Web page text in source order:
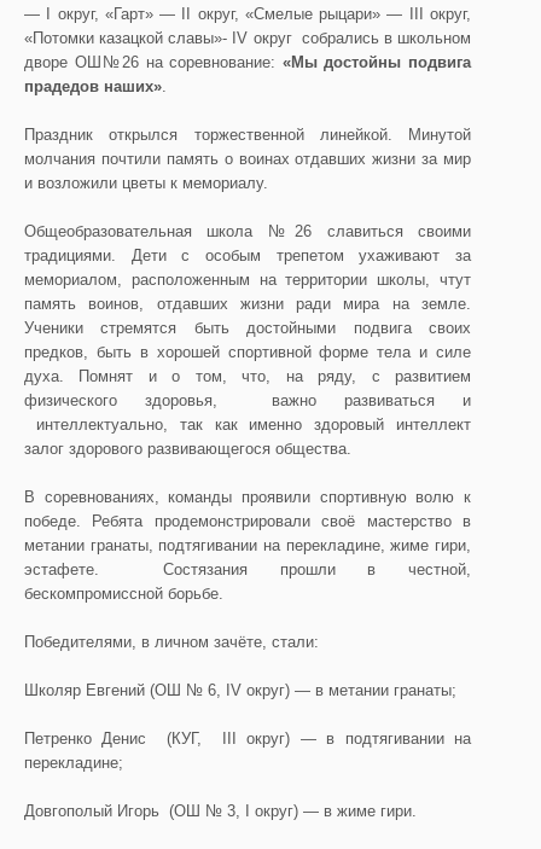
— I округ, «Гарт» — II округ, «Смелые рыцари» — III округ,
«Потомки казацкой славы»- IV округ собрались в школьном
дворе ОШ№26 на соревнование: «Мы достойны подвига
прадедов наших».
Праздник открылся торжественной линейкой. Минутой
молчания почтили память о воинах отдавших жизни за мир
и возложили цветы к мемориалу.
Общеобразовательная школа №26 славиться своими
традициями. Дети с особым трепетом ухаживают за
мемориалом, расположенным на территории школы, чтут
память воинов, отдавших жизни ради мира на земле.
Ученики стремятся быть достойными подвига своих
предков, быть в хорошей спортивной форме тела и силе
духа. Помнят и о том, что, на ряду, с развитием
физического здоровья, важно развиваться и
интеллектуально, так как именно здоровый интеллект
залог здорового развивающегося общества.
В соревнованиях, команды проявили спортивную волю к
победе. Ребята продемонстрировали своё мастерство в
метании гранаты, подтягивании на перекладине, жиме гири,
эстафете. Состязания прошли в честной,
бескомпромиссной борьбе.
Победителями, в личном зачёте, стали:
Школяр Евгений (ОШ № 6, ІV округ) — в метании гранаты;
Петренко Денис (КУГ, ІІІ округ) — в подтягивании на
перекладине;
Довгополый Игорь (ОШ № 3, І округ) — в жиме гири.